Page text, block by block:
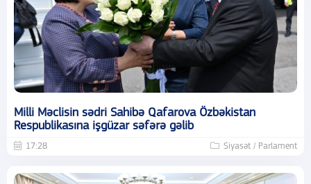
Milli Məclisin sədri Sahibə Qafarova Özbəkistan
Respublikasına işgüzar səfərə gəlib
17:28 Siyasət / Parlament